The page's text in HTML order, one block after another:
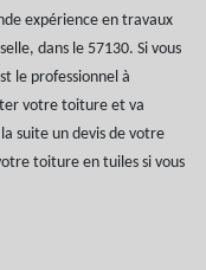
expérience en travaux
dans le 57130. Si vous
le professionnel à
votre toiture et va
suite un devis de votre
toiture en tuiles si vous